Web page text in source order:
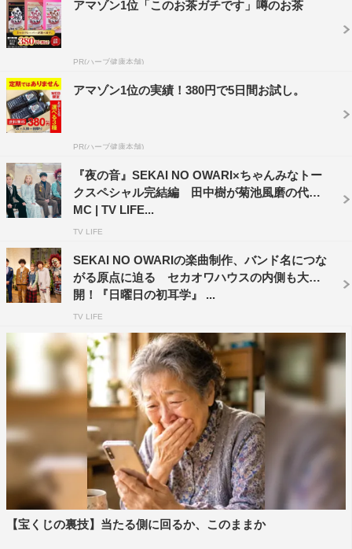
最優秀ビデオ賞に輝いた。さらに、2024年リリースのア
ルバム『Nautilus』のジャケットは、Fukaseが自ら東京藝
術大学の学園祭に足を運んで見いだした村松佳樹にデザイ
ンを依頼。その才能は瞬く間に世に知れ渡り、イギリスの
ロックバンド・The 1975も村松を起用するまでに。
過去の実績を参考にオファーを出すアーティストも多い
中、なぜFukaseは誰も手を付けていない未発掘の才能を
次々と発見できるのか。トークパートでは、そんな
Fukaseが持つプロデューサーとしての顔を深掘り。「僕
がオファーする時は、資料だけ見てオファーするってこと
はほぼないです」と語るFukaseが、新たな才能とコラボ
する際に必ずやっていることとは。
ーティスト・ちゃんみなが登場。ビジュアルも表現も全く
異なる両者。今回のコラボが実現したいきさつを「めっち
ゃシンプルだった」と語るFukaseに、ちゃんみなが「い
や全然、そうじゃなかったですよ」と真相を明かし、スタ
ジオは大笑い。また、FukaseはSEKAI NO OWARIの音楽
制作の拠点、通称「セカオワハウス」にちゃんみなが初め
て遊びに来た時のことを振り返り、衝撃のエピソードを明
かす。
さらに、もともとSEKAI NO OWARIの大ファンだったち
アマゾン1位「このお茶ガチです」噂のお茶
PR(ハーブ健康本舗)
アマゾン1位の実績！380円で5日間お試し。
PR(ハーブ健康本舗)
『夜の音』SEKAI NO OWARI×ちゃんみなトー
クスペシャル完結編 田中樹が菊池風磨の代打
MC | TV LIFE...
TV LIFE
SEKAI NO OWARIの楽曲制作、バンド名につな
がる原点に迫る セカオワハウスの内側も大公
開！『日曜日の初耳学』 ...
TV LIFE
【宝くじの裏技】当たる側に回るか、このままか